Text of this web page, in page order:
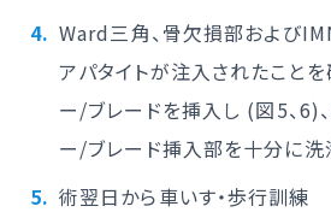
Ward三角、骨欠損部および
アパタイトが注入されたこと
ー/ブレードを挿入し (図5、6)
ー/ブレード挿入部を十分に洗
術翌日から車いす・歩行訓練